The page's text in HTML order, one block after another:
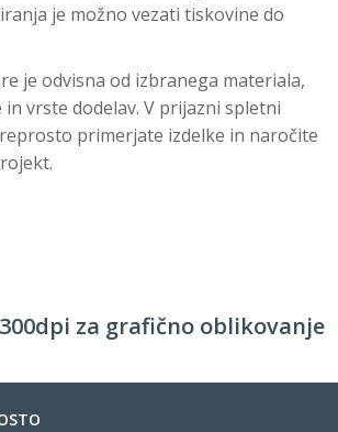
je možno vezati tiskovine do
je odvisna od izbranega materiala,
vrste dodelav. V prijazni spletni
primerjate izdelke in naročite
za grafično oblikovanje